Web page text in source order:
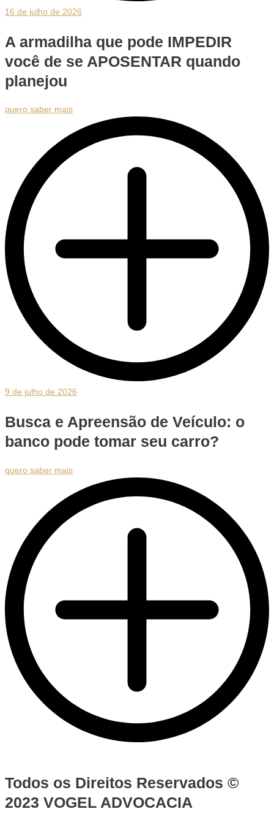
16 de julho de 2026
A armadilha que pode IMPEDIR
você de se APOSENTAR quando
planejou
quero saber mais
9 de julho de 2026
Busca e Apreensão de Veículo: o
banco pode tomar seu carro?
quero saber mais
Todos os Direitos Reservados ©
2023 VOGEL ADVOCACIA